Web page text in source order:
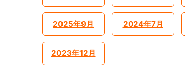
2025年9月 2024年7月
2023年12月